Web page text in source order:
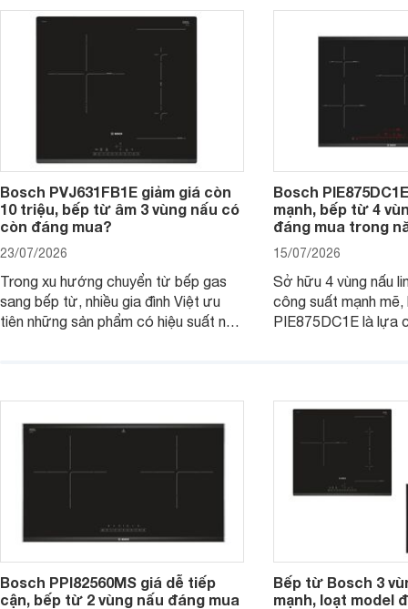
đơn vị phân phối với mức giá khá dễ
tiếp cận, thu hút sự quan tâm của
gia đình.
Bosch PVJ631FB1E giảm giá còn
10 triệu, bếp từ âm 3 vùng nấu có
còn đáng mua?
23/07/2026
Trong xu hướng chuyển từ bếp gas
sang bếp từ, nhiều gia đình Việt ưu
tiên những sản phẩm có hiệu suất nấu
mẫu bếp đáp ứng tốt các tiêu chí này.
Bosch
mạnh, bếp từ 4
đáng mua trong
15/07/2026
Sở hữu 4 vùng nấu
công suất mạnh
PIE875DC1E là lựa
Bosch PPI82560MS giá dễ tiếp
cận, bếp từ 2 vùng nấu đáng mua
Bếp từ Bosch 3
mạnh, loạt model